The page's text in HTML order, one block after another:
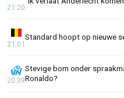
21:20
Standard hoopt op nieuwe
21:01
Stevige bom onder
Ronaldo?
20:39